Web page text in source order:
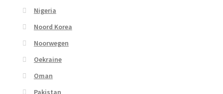
Nigeria
Noord Korea
Noorwegen
Oekraine
Oman
Pakistan